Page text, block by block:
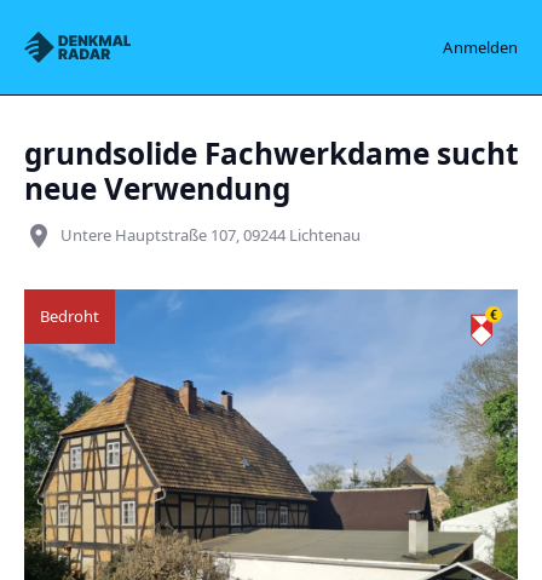
Denkmalradar Anmelden
grundsolide Fachwerkdame sucht
neue Verwendung
place Untere Hauptstraße 107, 09244 Lichtenau
Bedroht